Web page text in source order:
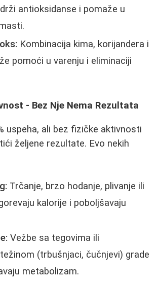
antioksidanse i pomaže u
Kombinacija kima, korijandera i
pomoći u varenju i eliminaciji
- Bez Nje Nema Rezultata
uspeha, ali bez fizičke aktivnosti
željene rezultate. Evo nekih
Trčanje, brzo hodanje, plivanje ili
kalorije i poboljšavaju
Vežbe sa tegovima ili
(trbušnjaci, čučnjevi) grade
metabolizam.